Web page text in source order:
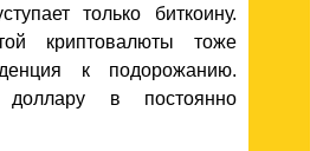
только биткоину.
криптовалюты тоже
к подорожанию.
в постоянно